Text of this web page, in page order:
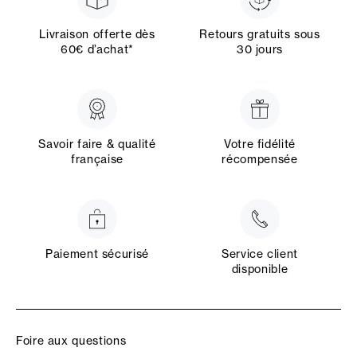
Livraison offerte dès
60€ d’achat*
Retours gratuits sous
30 jours
Savoir faire & qualité
française
Votre fidélité
récompensée
Paiement sécurisé
Service client
disponible
Foire aux questions